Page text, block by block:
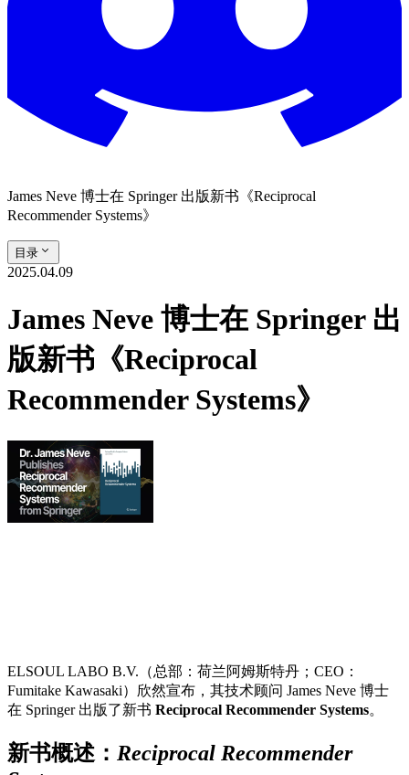
James Neve 博士在 Springer 出版新书《Reciprocal
Recommender Systems》
目录
2025.04.09
James Neve 博士在 Springer 出
版新书《Reciprocal
Recommender Systems》
ELSOUL LABO B.V.（总部：荷兰阿姆斯特丹；CEO：
Fumitake Kawasaki）欣然宣布，其技术顾问 James Neve 博士
在 Springer 出版了新书 Reciprocal Recommender Systems。
新书概述： Reciprocal Recommender